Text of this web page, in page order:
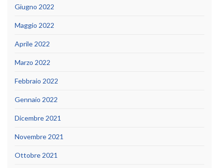
Giugno 2022
Maggio 2022
Aprile 2022
Marzo 2022
Febbraio 2022
Gennaio 2022
Dicembre 2021
Novembre 2021
Ottobre 2021